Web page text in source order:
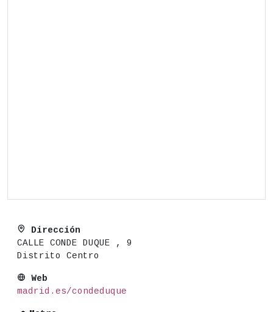
Dirección
CALLE CONDE DUQUE , 9
Distrito Centro
Web
madrid.es/condeduque